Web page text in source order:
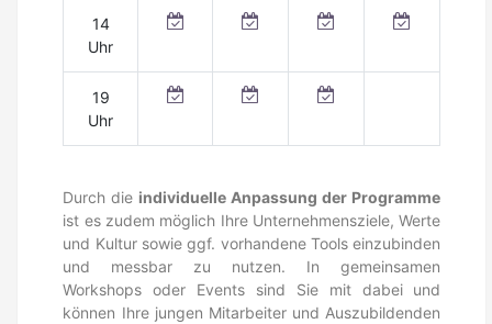
14
Uhr
19
Uhr
Durch die individuelle Anpassung der Programme
ist es zudem möglich Ihre Unternehmensziele, Werte
und Kultur sowie ggf. vorhandene Tools einzubinden
und messbar zu nutzen. In gemeinsamen
Workshops oder Events sind Sie mit dabei und
können Ihre jungen Mitarbeiter und Auszubildenden